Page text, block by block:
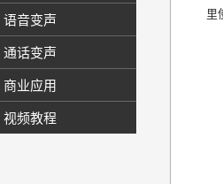
语音变声
通话变声
商业应用
视频教程
里